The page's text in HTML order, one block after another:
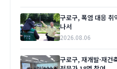
구로구, 폭염 대응 취
나서
2026.08.06
구로구, 재개발·재